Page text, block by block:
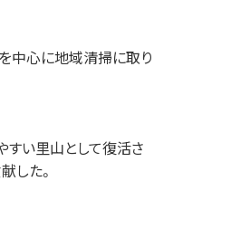
中⼼に地域清掃に取り
い⾥⼭として復活さ
した。